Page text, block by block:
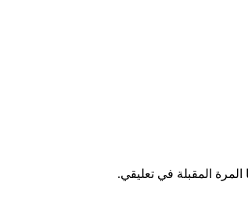
المقبلة في تعليقي.